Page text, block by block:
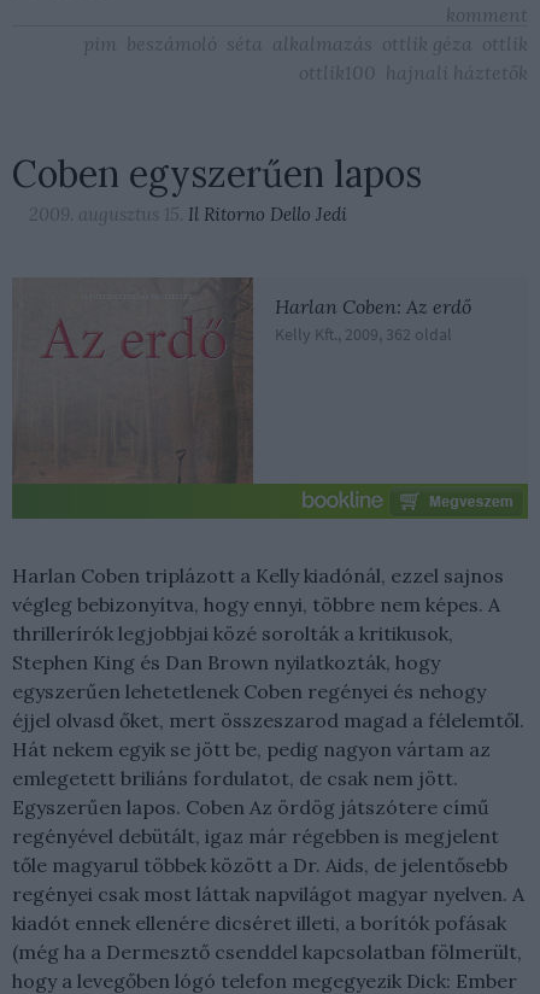
komment
pim beszámoló séta alkalmazás ottlik géza ottlik
ottlik100 hajnali háztetők
Coben egyszerűen lapos
2009. augusztus 15. Il Ritorno Dello Jedi
Harlan Coben: Az erdő
Kelly Kft., 2009, 362 oldal
Harlan Coben triplázott a Kelly kiadónál, ezzel sajnos
végleg bebizonyítva, hogy ennyi, többre nem képes. A
thrillerírók legjobbjai közé sorolták a kritikusok,
Stephen King és Dan Brown nyilatkozták, hogy
egyszerűen lehetetlenek Coben regényei és nehogy
éjjel olvasd őket, mert összeszarod magad a félelemtől.
Hát nekem egyik se jött be, pedig nagyon vártam az
emlegetett briliáns fordulatot, de csak nem jött.
Egyszerűen lapos. Coben Az ördög játszótere című
regényével debütált, igaz már régebben is megjelent
tőle magyarul többek között a Dr. Aids, de jelentősebb
regényei csak most láttak napvilágot magyar nyelven. A
kiadót ennek ellenére dicséret illeti, a borítók pofásak
(még ha a Dermesztő csenddel kapcsolatban fölmerült,
hogy a levegőben lógó telefon megegyezik Dick: Ember